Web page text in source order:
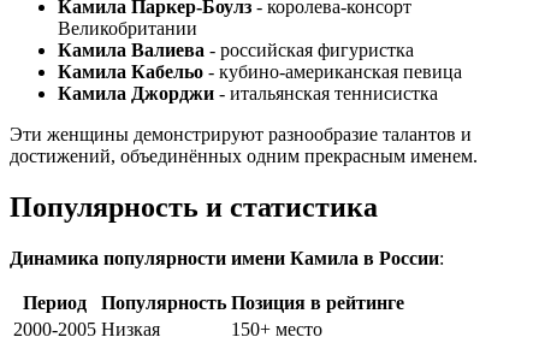
Камила Паркер-Боулз - королева-консорт
Великобритании
Камила Валиева - российская фигуристка
Камила Кабельо - кубино-американская певица
Камила Джорджи - итальянская теннисистка
Эти женщины демонстрируют разнообразие талантов и
достижений, объединённых одним прекрасным именем.
Популярность и статистика
Динамика популярности имени Камила в России:
Период Популярность Позиция в рейтинге
2000-2005 Низкая
150+ место